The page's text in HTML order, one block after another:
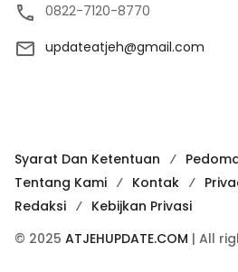
0822-7120-8770
updateatjeh@gmail.com
Syarat Dan Ketentuan
Tentang Kami
Kontak
Redaksi
Kebijkan Privasi
© 2025 ATJEHUPDATE.COM | All